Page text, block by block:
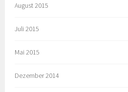
August 2015
Juli 2015
Mai 2015
Dezember 2014